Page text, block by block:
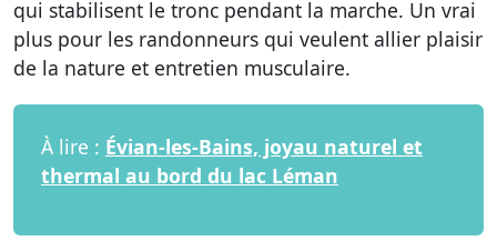
qui stabilisent le tronc pendant la marche. Un vrai
plus pour les randonneurs qui veulent allier plaisir
de la nature et entretien musculaire.
À lire : Évian-les-Bains, joyau naturel et
thermal au bord du lac Léman